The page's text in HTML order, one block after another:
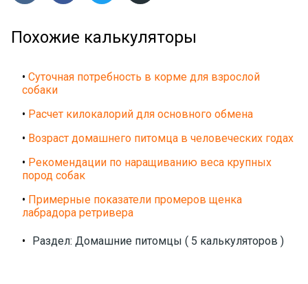
Похожие калькуляторы
• Суточная потребность в корме для взрослой
собаки
• Расчет килокалорий для основного обмена
• Возраст домашнего питомца в человеческих годах
• Рекомендации по наращиванию веса крупных
пород собак
• Примерные показатели промеров щенка
лабрадора ретривера
• Раздел: Домашние питомцы ( 5 калькуляторов )